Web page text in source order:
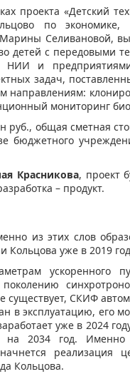
проекта «Детский
по экономике,
Селивановой,
детей с передовыми
НИИ и
задач,
направлениям:
мониторинг
общая сметная
бюджетного
Красникова, проект
– продукт.
из этих слов
Кольцова уже в 2019
ускоренного
существует, СКИФ
в эксплуатацию, его
уже в 2024
2034 год.
реализация
Кольцова.